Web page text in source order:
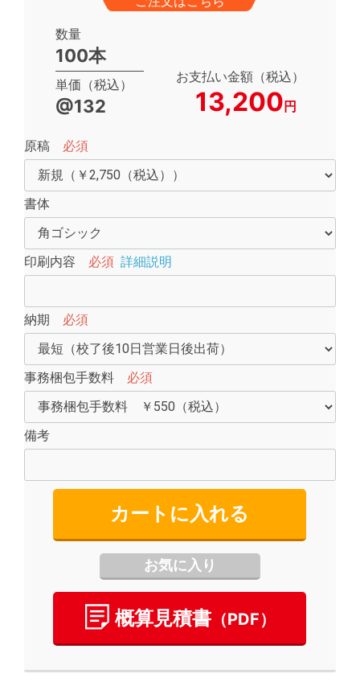
数量
100本
単価（税込）
@132
お支払い金額（税込）
13,200 円
原稿 必須
書体
印刷内容 必須 詳細説明
納期 必須
事務梱包手数料 必須
備考
カートに入れる
お気に入り
概算⾒積書（PDF）